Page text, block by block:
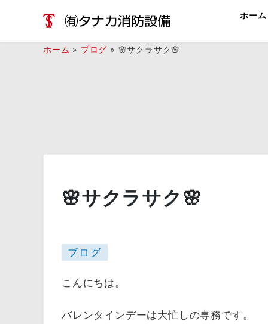
ホーム
ホーム » ブログ » 🌸サクラサク🌸
🌸サクラサク🌸
ブログ
こんにちは。
バレンタインデーは大忙しの専務です。